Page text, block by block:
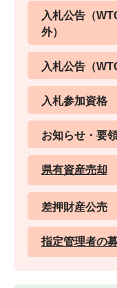
入札公告（
外）
入札公告（
入札参加資格
お知らせ・要
県有資産売却
差押財産公売
指定管理者の